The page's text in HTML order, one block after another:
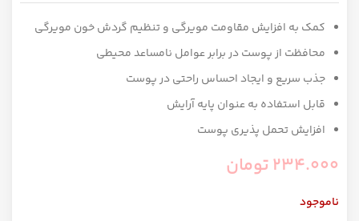
کمک به افزایش مقاومت مویرگی و تنظیم گردش خون مویرگی
محافظت از پوست در برابر عوامل نامساعد محیطی
جذب سریع و ایجاد احساس راحتی در پوست
قابل استفاده به عنوان پایه آرایش
افزایش تحمل پذیری پوست
234.000تومان
ناموجود